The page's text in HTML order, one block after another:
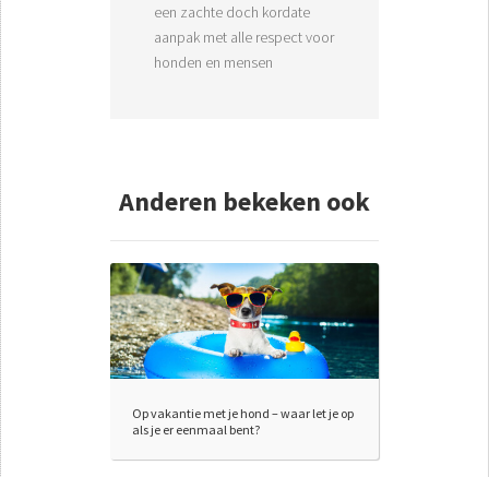
een zachte doch kordate
aanpak met alle respect voor
honden en mensen
Anderen bekeken ook
Op vakantie met je hond – waar let je op
als je er eenmaal bent?